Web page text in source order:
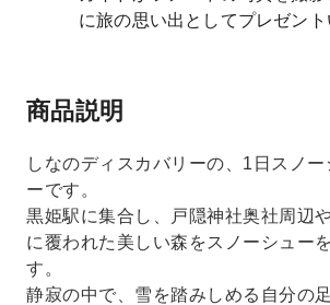
に旅の思い出としてプレゼント
商品説明
しなのディスカバリーの、1日スノ
ーです。
黒姫駅に集合し、戸隠神社奥社周辺
に覆われた美しい森をスノーシュー
す。
静寂の中で、雪を踏みしめる自分の